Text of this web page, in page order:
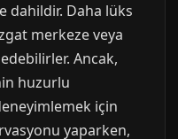
dahildir. Daha lüks
merkeze veya
Ancak,
huzurlu
için
yaparken,